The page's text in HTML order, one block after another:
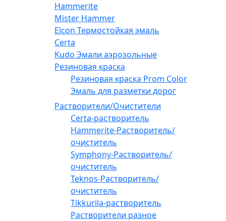
Hammerite
Mister Hammer
Elcon Термостойкая эмаль
Certa
Kudo Эмали аэрозольные
Резиновая краска
Резиновая краска Prom Color
Эмаль для разметки дорог
Растворители/Очистители
Certa-растворитель
Hammerite-Растворитель/
очиститель
Symphony-Растворитель/
очиститель
Teknos-Растворитель/
очиститель
Tikkurila-растворитель
Растворители разное